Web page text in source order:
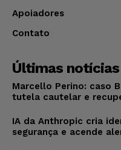
Apoiadores
Contato
Últimas notícias
Marcello Perino: caso
tutela cautelar e
IA da Anthropic cria
segurança e acende